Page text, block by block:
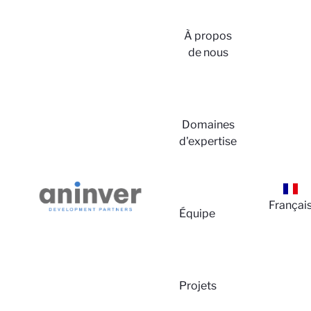
À propos
de nous
Domaines
d'expertise
Équipe
Projets